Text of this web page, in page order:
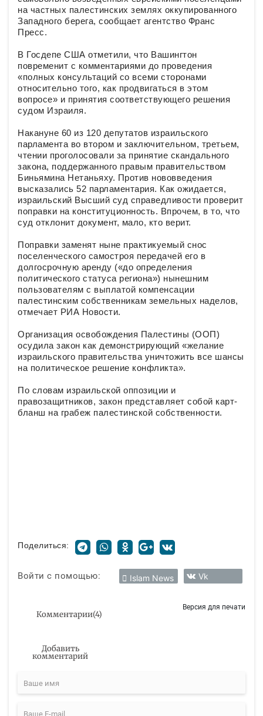
на частных палестинских землях оккупированного
Западного берега, сообщает агентство Франс
Пресс.
В Госдепе США отметили, что Вашингтон
повременит с комментариями до проведения
«полных консультаций со всеми сторонами
относительно того, как продвигаться в этом
вопросе» и принятия соответствующего решения
судом Израиля.
Накануне 60 из 120 депутатов израильского
парламента во втором и заключительном, третьем,
чтении проголосовали за принятие скандального
закона, поддержанного правым правительством
Биньямина Нетаньяху. Против нововведения
высказались 52 парламентария. Как ожидается,
израильский Высший суд справедливости проверит
поправки на конституционность. Впрочем, в то, что
суд отклонит документ, мало, кто верит.
Поправки заменят ныне практикуемый снос
поселенческого самостроя передачей его в
долгосрочную аренду («до определения
политического статуса региона») нынешним
пользователям с выплатой компенсации
палестинским собственникам земельных наделов,
отмечает РИА Новости.
Организация освобождения Палестины (ООП)
осудила закон как демонстрирующий «желание
израильского правительства уничтожить все шансы
на политическое решение конфликта».
По словам израильской оппозиции и
правозащитников, закон представляет собой карт-
бланш на грабеж палестинской собственности.
Поделиться:
Войти с помощью: Islam News Vk
Комментарии(4)
Версия для печати
Добавить
комментарий